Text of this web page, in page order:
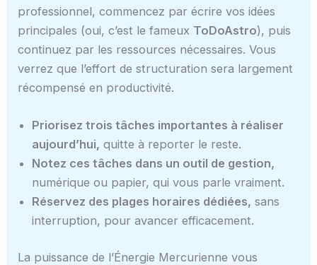
professionnel, commencez par écrire vos idées
principales (oui, c’est le fameux ToDoAstro), puis
continuez par les ressources nécessaires. Vous
verrez que l’effort de structuration sera largement
récompensé en productivité.
Priorisez trois tâches importantes à réaliser
aujourd’hui, quitte à reporter le reste.
Notez ces tâches dans un outil de gestion,
numérique ou papier, qui vous parle vraiment.
Réservez des plages horaires dédiées, sans
interruption, pour avancer efficacement.
La puissance de l’Énergie Mercurienne vous